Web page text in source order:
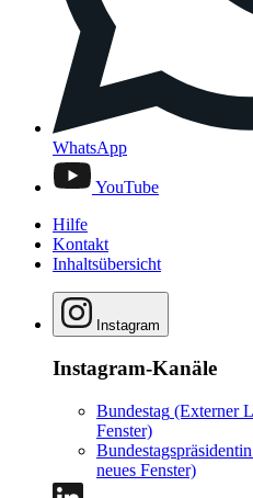
WhatsApp
YouTube
Hilfe
Kontakt
Inhaltsübersicht
Instagram
Instagram-Kanäle
Bundestag (Externer
Fenster)
Bundestagspräsidentin
neues Fenster)